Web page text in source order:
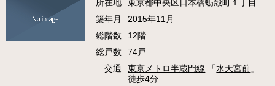
所在地
東京都中央区日本橋蛎殻町１丁目
築年月
2015年11月
総階数
12階
総戸数
74戸
交通
東京メトロ半蔵門線 「水天宮前 」
徒歩4分